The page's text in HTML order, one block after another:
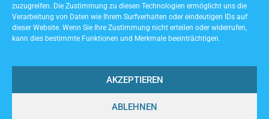
zuzugreifen. Die Zustimmung zu diesen Technologien ermöglicht uns die
Verarbeitung von Daten wie Ihrem Surfverhalten oder eindeutigen IDs auf
dieser Website. Wenn Sie Ihre Zustimmung nicht erteilen oder widerrufen,
kann dies bestimmte Funktionen und Merkmale beeinträchtigen.
AKZEPTIEREN
ABLEHNEN